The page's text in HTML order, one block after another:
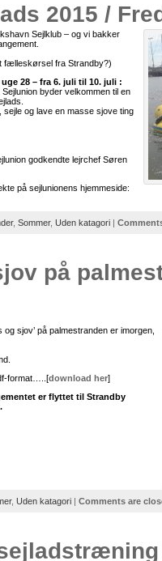
2015 /
Sejlklub – og vi bakker
fælleskørsel fra Strandby?)
28 – fra 6. juli til 10. juli :
byder velkommen til en
og lave en masse sjove ting
godkendte lejrchef Søren
på sejlunionens hjemmeside:
, Sommer, Uden katagori |
på
og sjov’ på palmestranden er imorgen,
format…..[download her]
er flyttet til Strandby
, Uden katagori Comments are